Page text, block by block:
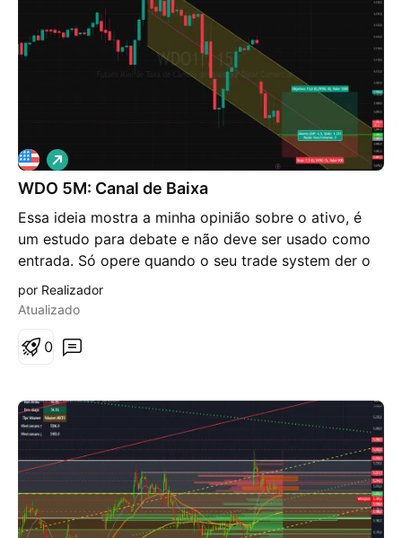
WDO 5M: Canal de Baixa
Essa ideia mostra a minha opinião sobre o ativo, é
um estudo para debate e não deve ser usado como
entrada. Só opere quando o seu trade system der o
sinal. No gráfico de 5 minutos do WDO, o preço está
dentro de um canal de baixa, deverá tocar na linha
V
i
é
d
a
l
a
por Realizador
Atualizado
0